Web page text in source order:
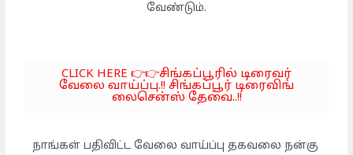
வேண்டும்.
CLICK HERE 👉👉சிங்கப்பூரில் டிரைவர்
வேலை வாய்ப்பு.!! சிங்கப்பூர் டிரைவிங்
லைசென்ஸ் தேவை..!!
நாங்கள் பதிவிட்ட வேலை வாய்ப்பு தகவலை நன்கு